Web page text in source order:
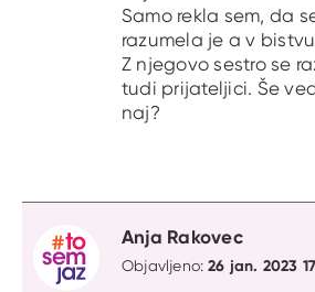
Samo rekla sem, da
razumela je a v
Z njegovo sestro se
tudi prijateljici. Še
naj?
Anja Rakovec
Objavljeno:26 jan. 2023